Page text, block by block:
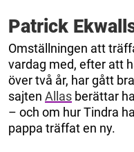
Patrick
Omställningen att
vardag med, efter att
över två år, har gått
sajten Allas berättar
– och om hur Tindra
pappa träffat en ny.